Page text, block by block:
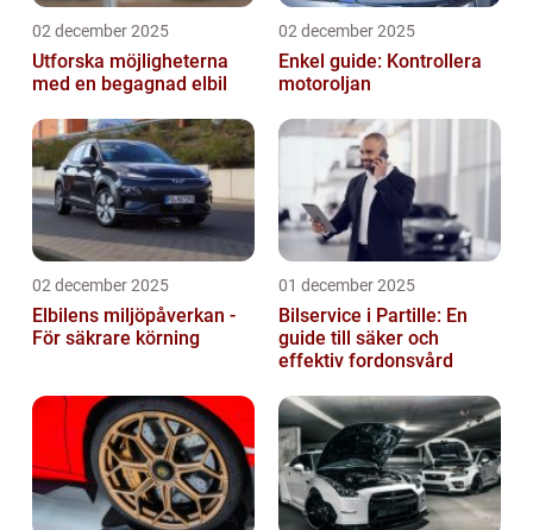
02 december 2025
Utforska möjligheterna
med en begagnad elbil
02 december 2025
Enkel guide: Kontrollera
motoroljan
02 december 2025
Elbilens miljöpåverkan -
För säkrare körning
01 december 2025
Bilservice i Partille: En
guide till säker och
effektiv fordonsvård